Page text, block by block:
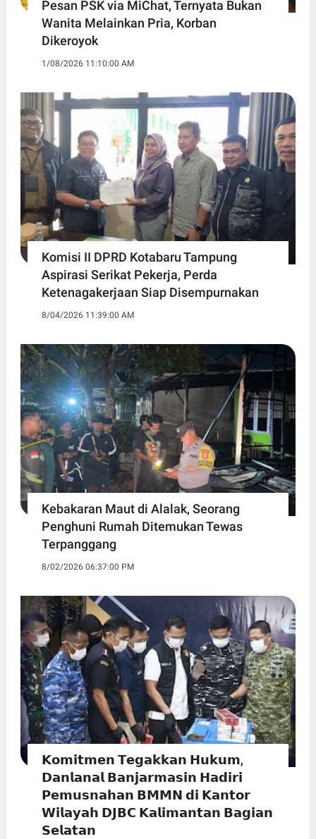
Pesan PSK via MiChat, Ternyata Bukan
Wanita Melainkan Pria, Korban
Dikeroyok
1/08/2026 11:10:00 AM
Komisi II DPRD Kotabaru Tampung
Aspirasi Serikat Pekerja, Perda
Ketenagakerjaan Siap Disempurnakan
8/04/2026 11:39:00 AM
Kebakaran Maut di Alalak, Seorang
Penghuni Rumah Ditemukan Tewas
Terpanggang
8/02/2026 06:37:00 PM
𝗞𝗼𝗺𝗶𝘁𝗺𝗲𝗻 𝗧𝗲𝗴𝗮𝗸𝗸𝗮𝗻 𝗛𝘂𝗸𝘂𝗺,
𝗗𝗮𝗻𝗹𝗮𝗻𝗮𝗹 𝗕𝗮𝗻𝗷𝗮𝗿𝗺𝗮𝘀𝗶𝗻 𝗛𝗮𝗱𝗶𝗿𝗶
𝗣𝗲𝗺𝘂𝘀𝗻𝗮𝗵𝗮𝗻 𝗕𝗠𝗠𝗡 𝗱𝗶 𝗞𝗮𝗻𝘁𝗼𝗿
𝗪𝗶𝗹𝗮𝘆𝗮𝗵 𝗗𝗝𝗕𝗖 𝗞𝗮𝗹𝗶𝗺𝗮𝗻𝘁𝗮𝗻 𝗕𝗮𝗴𝗶𝗮𝗻
𝗦𝗲𝗹𝗮𝘁𝗮𝗻